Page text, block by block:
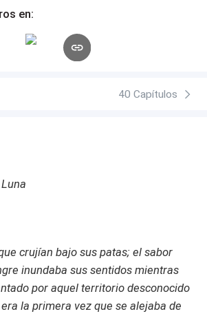
en:
40 Capítulos
crujían bajo sus patas; el sabor
inundaba sus sentidos mientras
por aquel territorio desconocido
la primera vez que se alejaba de